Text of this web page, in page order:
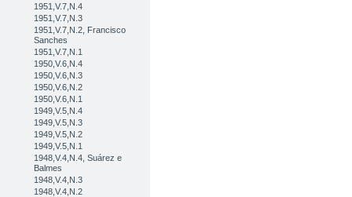
1951,V.7,N.4
1951,V.7,N.3
1951,V.7,N.2, Francisco
Sanches
1951,V.7,N.1
1950,V.6,N.4
1950,V.6,N.3
1950,V.6,N.2
1950,V.6,N.1
1949,V.5,N.4
1949,V.5,N.3
1949,V.5,N.2
1949,V.5,N.1
1948,V.4,N.4, Suárez e
Balmes
1948,V.4,N.3
1948,V.4,N.2